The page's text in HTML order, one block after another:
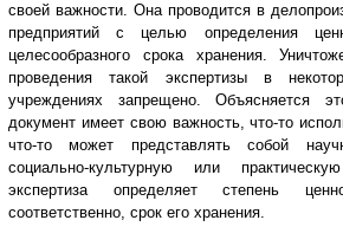
своей важности. Она проводится в
предприятий с целью определения
целесообразного срока хранения.
проведения такой экспертизы в
учреждениях запрещено. Объясняется
документ имеет свою важность, что-то
что-то может представлять собой
социально-культурную или
экспертиза определяет степень
соответственно, срок его хранения.